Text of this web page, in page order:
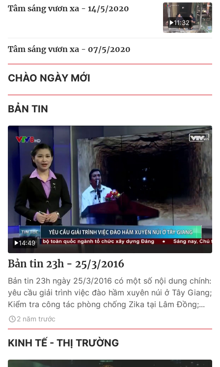
11:32
Tâm sáng vươn xa - 14/5/2020
Tâm sáng vươn xa - 07/5/2020
CHÀO NGÀY MỚI
BẢN TIN
14:49
Bản tin 23h - 25/3/2016
Bản tin 23h ngày 25/3/2016 có một số nội dung chính:
yêu cầu giải trình việc đào hầm xuyên núi ở Tây Giang;
Kiểm tra công tác phòng chống Zika tại Lâm Đồng;...
2 năm trước
KINH TẾ - THỊ TRƯỜNG